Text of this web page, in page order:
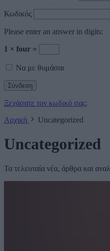
Κωδικός
Please enter an answer in digits:
1 × four =
Να με θυμάσαι
Ξεχάσατε τον κωδικό σας;
Αρχική
Uncategorized
Uncategorized
Τα τελευταία νέα, άρθρα και